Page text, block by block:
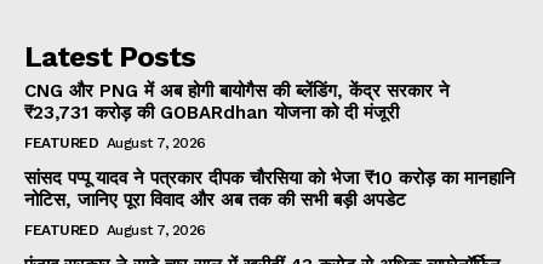
Latest Posts
CNG और PNG में अब होगी बायोगैस की ब्लेंडिंग, केंद्र सरकार ने
₹23,731 करोड़ की GOBARdhan योजना को दी मंजूरी
FEATURED August 7, 2026
सांसद पप्पू यादव ने पत्रकार दीपक चौरसिया को भेजा ₹10 करोड़ का मानहानि
नोटिस, जानिए पूरा विवाद और अब तक की सभी बड़ी अपडेट
FEATURED August 7, 2026